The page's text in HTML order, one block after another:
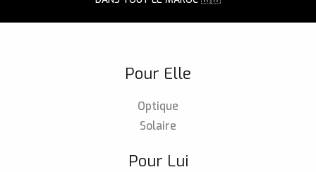
Pour Elle
Optique
Solaire
Pour Lui